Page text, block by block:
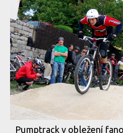
Pumptrack v obležení